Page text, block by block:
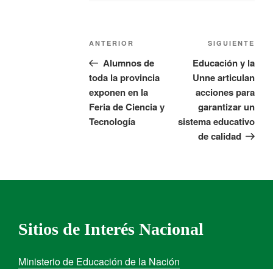
ANTERIOR
Alumnos de
toda la provincia
exponen en la
Feria de Ciencia y
Tecnología
SIGUIENTE
Educación y la
Unne articulan
acciones para
garantizar un
sistema educativo
de calidad
Sitios de Interés Nacional
Ministerio de Educación de la Nación